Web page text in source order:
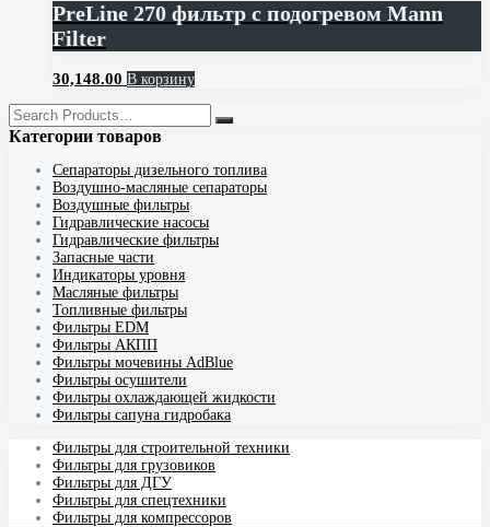
PreLine 270 фильтр с подогревом Mann
Filter
30,148.00 В корзину
Категории товаров
Cепараторы дизельного топлива
Воздушно-масляные сепараторы
Воздушные фильтры
Гидравлические насосы
Гидравлические фильтры
Запасные части
Индикаторы уровня
Масляные фильтры
Топливные фильтры
Фильтры EDM
Фильтры АКПП
Фильтры мочевины AdBlue
Фильтры осушители
Фильтры охлаждающей жидкости
Фильтры сапуна гидробака
Фильтры для строительной техники
Фильтры для грузовиков
Фильтры для ДГУ
Фильтры для спецтехники
Фильтры для компрессоров